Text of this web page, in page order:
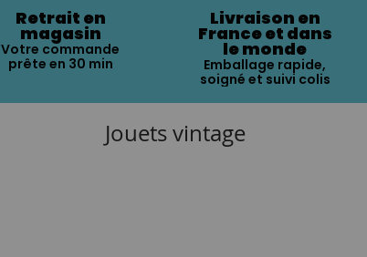
Retrait en
magasin
Votre commande
prête en 30 min
Livraison en
France et dans
le monde
Emballage rapide,
soigné et suivi colis
Jouets vintage